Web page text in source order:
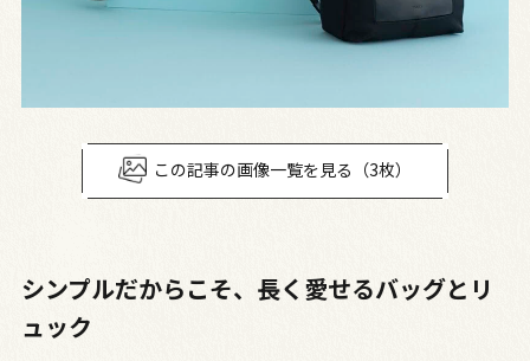
この記事の画像一覧を見る（3枚）
シンプルだからこそ、長く愛せるバッグとリ
ュック